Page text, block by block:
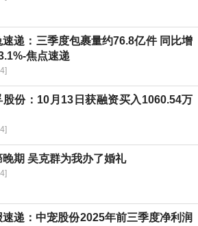
速递：三季度包裹量约76.8亿件 同比增
焦点速递
股份：10月13日获融资买入1060.54万
晚期 吴克群为我办了婚礼
速递：中宠股份2025年前三季度净利润